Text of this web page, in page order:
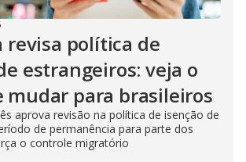
revisa política de
estrangeiros: veja o
mudar para brasileiros
aprova revisão na política de isenção de
de permanência para parte dos
o controle migratório